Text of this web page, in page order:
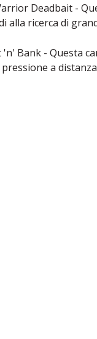
Deadbait -
alla ricerca di
Bank - Questa
a